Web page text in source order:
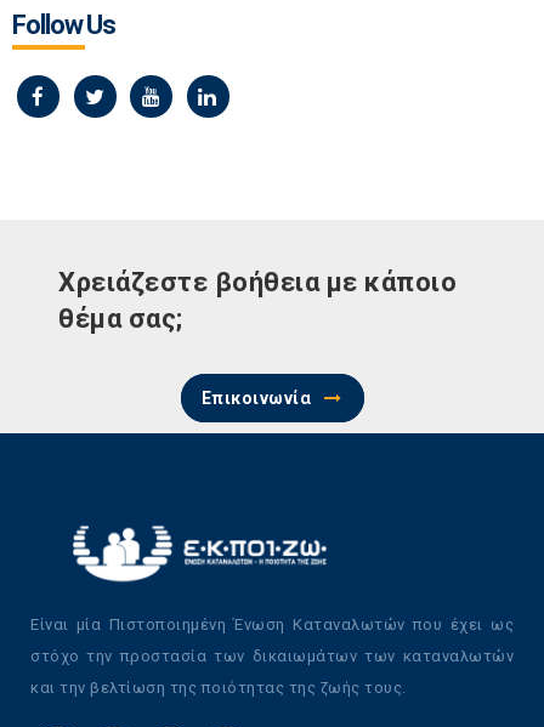
Follow Us
Χρειάζεστε βοήθεια με κάποιο
θέμα σας;
Επικοινωνία
Είναι μία Πιστοποιημένη Ένωση Καταναλωτών που έχει ως
στόχο την προστασία των δικαιωμάτων των καταναλωτών
και την βελτίωση της ποιότητας της ζωής τους.